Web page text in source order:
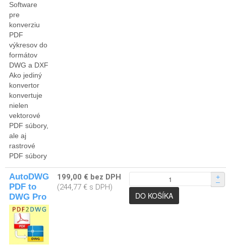
Software
pre
konverziu
PDF
výkresov do
formátov
DWG a DXF
Ako jediný
konvertor
konvertuje
nielen
vektorové
PDF súbory,
ale aj
rastrové
PDF súbory
AutoDWG
PDF to
DWG Pro
199,00 € bez DPH
(244,77 € s DPH)
+
–